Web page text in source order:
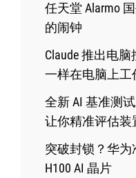
任天堂 Alarmo
的闹钟
Claude 推出电
一样在电脑上工
全新 AI 基准测
让你精准评估装
突破封锁？华为
H100 AI 晶片